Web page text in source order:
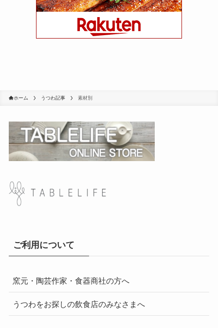
ホーム うつわ記事 素材別
ご利用について
窯元・陶芸作家・食器商社の方へ
うつわをお探しの飲食店のみなさまへ